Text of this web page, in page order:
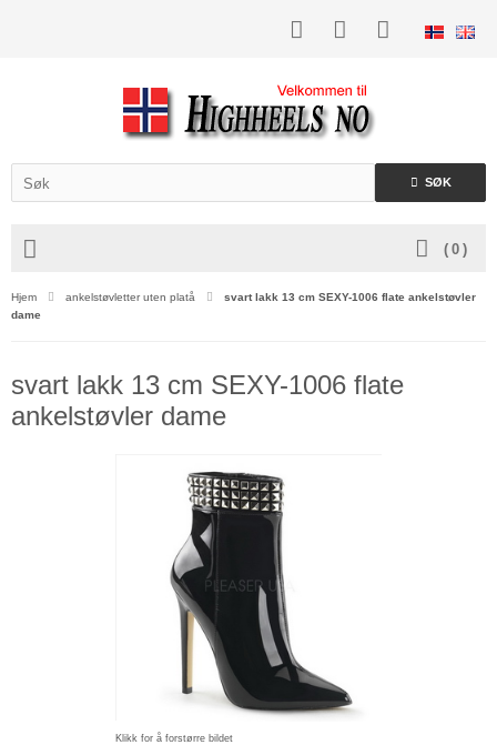
SØK
( 0 )
Hjem ankelstøvletter uten platå
svart lakk 13 cm SEXY-1006 flate ankelstøvler
dame
svart lakk 13 cm SEXY-1006 flate
ankelstøvler dame
Klikk for å forstørre bildet